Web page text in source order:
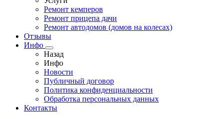
Ремонт кемперов
Ремонт прицепа дачи
Ремонт автодомов (домов на колесах)
Отзывы
Инфо
Назад
Инфо
Новости
Публичный договор
Политика конфиденциальности
Обработка персональных данных
Контакты